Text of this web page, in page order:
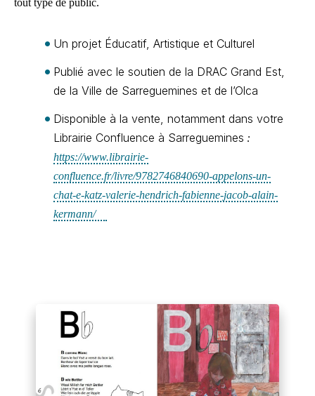
tout type de public.
Un projet Éducatif, Artistique et Culturel
Publié avec le soutien de la DRAC Grand Est,
de la Ville de Sarreguemines et de l’Olca
Disponible à la vente, notamment dans votre
Librairie Confluence à Sarreguemines :
https://www.librairie-
confluence.fr/livre/9782746840690-appelons-un-
chat-e-katz-valerie-hendrich-fabienne-jacob-alain-
kermann/